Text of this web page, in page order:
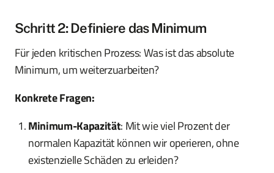
Schritt 2: Definiere das Minimum
Für jeden kritischen Prozess: Was ist das absolute
Minimum, um weiterzuarbeiten?
Konkrete Fragen:
Minimum-Kapazität: Mit wie viel Prozent der
normalen Kapazität können wir operieren, ohne
existenzielle Schäden zu erleiden?